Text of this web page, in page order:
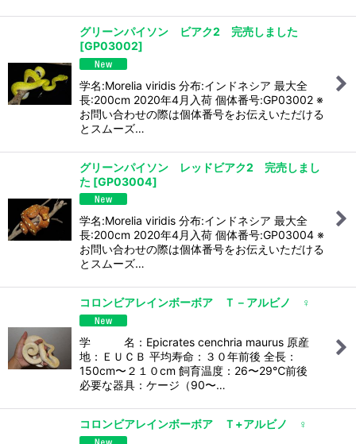
グリーンパイソン ビアク2 完売しました
[GP03002]
学名:Morelia viridis 分布:インドネシア 最大全
長:200cm 2020年4月入荷 個体番号:GP03002 ※
お問い合わせの際は個体番号をお伝えいただける
とスムーズ…
グリーンパイソン レッドビアク2 完売しまし
た [GP03004]
学名:Morelia viridis 分布:インドネシア 最大全
長:200cm 2020年4月入荷 個体番号:GP03004 ※
お問い合わせの際は個体番号をお伝えいただける
とスムーズ…
コロンビアレインボーボア Ｔ－アルビノ ♀
学 名：Epicrates cenchria maurus 原産
地：ＥＵＣＢ 平均寿命：３０年前後 全長：
150cm〜２１０cm 飼育温度：26〜29℃前後
必要な器具：ケージ（90〜…
コロンビアレインボーボア Ｔ+アルビノ ♀